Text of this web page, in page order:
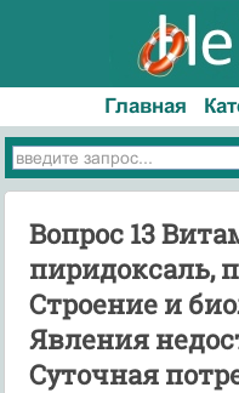
Главная
Вопрос 13
пиридоксаль,
Строение и
Явления
Суточная